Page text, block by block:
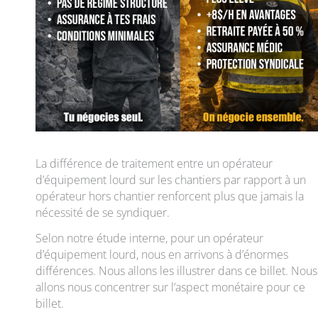
La différence de traitement entre un opérateur
d’équipement lourd sur les chantiers par rapport à un
opérateur hors chantier renforcent plus que jamais la
nécessité de se syndiquer.
Selon notre étude interne, pour un opérateur
d’équipement lourd, nous en arrivons à d’énormes
différences. Nous allons les illustrer dans ce billet. Nous
allons nous concentrer sur l’aspect monétaire pour ce
billet.